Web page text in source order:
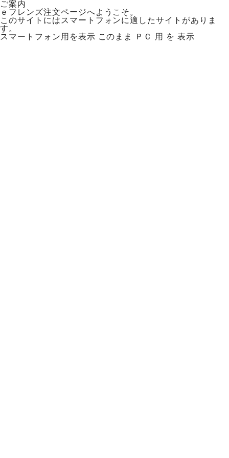
ご案内
ｅフレンズ注文ページへようこそ。
このサイトにはスマートフォンに適したサイトがありま
す。
スマートフォン用を表示 このまま ＰＣ 用 を 表示